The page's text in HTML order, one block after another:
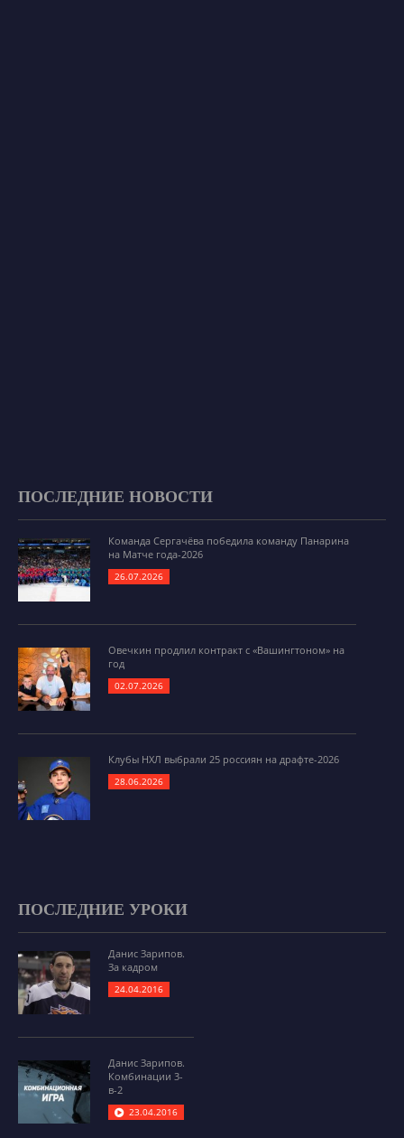
ПОСЛЕДНИЕ НОВОСТИ
Команда Сергачёва победила команду Панарина
на Матче года-2026
26.07.2026
Овечкин продлил контракт с «Вашингтоном» на
год
02.07.2026
Клубы НХЛ выбрали 25 россиян на драфте-2026
28.06.2026
ПОСЛЕДНИЕ УРОКИ
Данис Зарипов.
За кадром
24.04.2016
Данис Зарипов.
Комбинации 3-
в-2
23.04.2016